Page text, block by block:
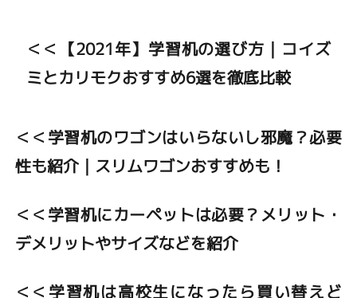
＜＜【2021年】学習机の選び方｜コイズ
ミとカリモクおすすめ6選を徹底比較
＜＜ 学習机のワゴンはいらないし邪魔？必要
性も紹介｜スリムワゴンおすすめも！
＜＜ 学習机にカーペットは必要？メリット・
デメリットやサイズなどを紹介
＜＜ 学習机は高校生になったら買い替えど